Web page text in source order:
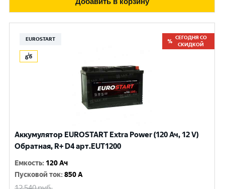
EUROSTART
СЕГОДНЯ СО
СКИДКОЙ
Аккумулятор EUROSTART Extra Power (120 Ач, 12 V)
Обратная, R+ D4 арт.EUT1200
Емкость: 120 Ач
Пусковой ток:850 A